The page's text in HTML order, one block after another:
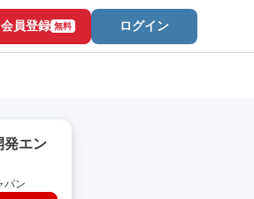
会員登録 無料 ログイン
発エン
パン